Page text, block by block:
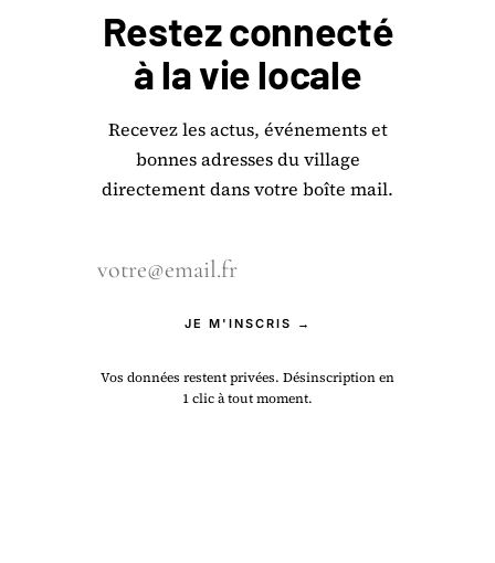
Restez connecté
à lavie locale
Recevez les actus, événements et
bonnes adresses du village
directement dans votre boîte mail.
JE M'INSCRIS →
Vos données restent privées. Désinscription en
1 clic à tout moment.